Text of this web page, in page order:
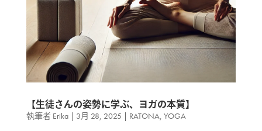
【生徒さんの姿勢に学ぶ、ヨガの本質】
執筆者 Erika| 3月 28, 2025 | RATONA, YOGA